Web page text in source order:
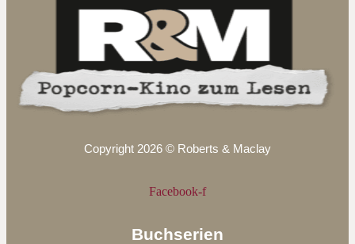
Copyright 2026 © Roberts & Maclay
Facebook-f
Buchserien